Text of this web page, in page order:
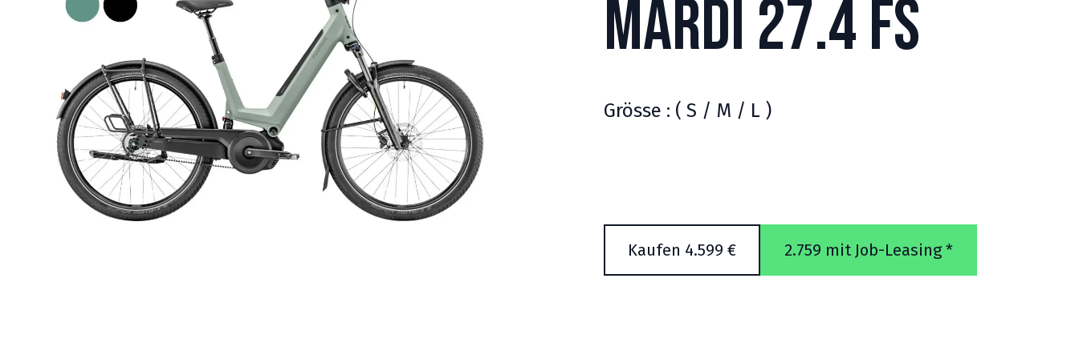
Mardi 27.4 FS
Grösse : ( S / M / L )
Kaufen 4.599 € 2.759 mit Job-Leasing *